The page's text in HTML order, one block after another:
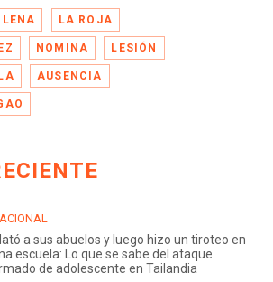
LA ROJA
NOMINA LESIÓN
AUSENCIA
a sus abuelos y luego hizo un tiroteo en
escuela: Lo que se sabe del ataque
de adolescente en Tailandia